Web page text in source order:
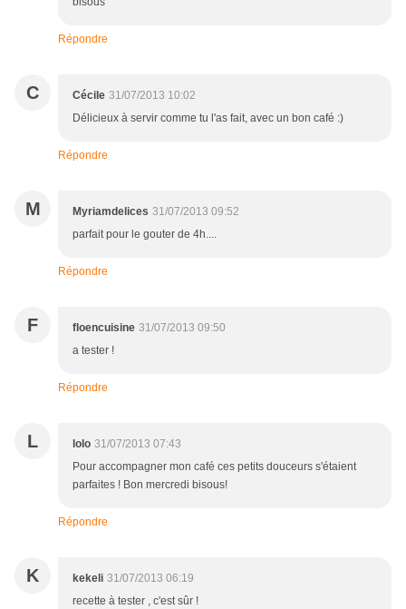
Répondre
C Cécile 31/07/2013 10:02
Délicieux à servir comme tu l'as fait, avec un bon café :)
Répondre
M Myriamdelices 31/07/2013 09:52
parfait pour le gouter de 4h....
Répondre
F floencuisine 31/07/2013 09:50
a tester !
Répondre
L lolo 31/07/2013 07:43
Pour accompagner mon café ces petits douceurs s'étaient
parfaites ! Bon mercredi bisous!
Répondre
K kekeli 31/07/2013 06:19
recette à tester , c'est sûr !